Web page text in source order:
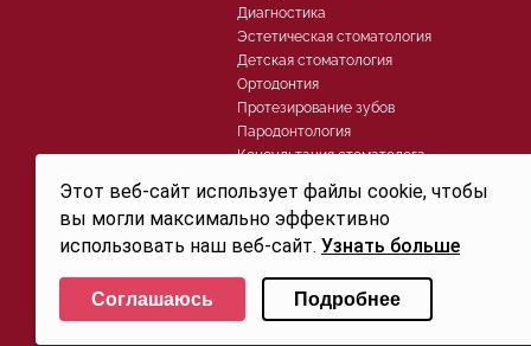
Диагностика
Эстетическая стоматология
Детская стоматология
Ортодонтия
Протезирование зубов
Пародонтология
Консультация стоматолога
Хирургическая стоматология
Лечение зубов
Политика конфиденциальности
Свидетельство на товарный знак (знак обслуживания) №250906 действует до
Этот веб-сайт использует файлы cookie, чтобы
вы могли максимально эффективно
использовать наш веб-сайт. Узнать больше
Минимальные Аналитические/Функциональные
Соглашаюсь Подробнее